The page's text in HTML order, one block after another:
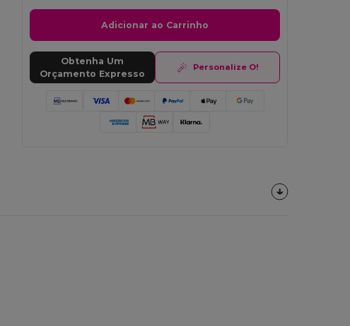
Adicionar ao Carrinho
Obtenha Um
Orçamento Expresso
Personalize O!